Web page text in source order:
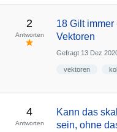
2
Antworten
18 Gilt immer
Vektoren
Gefragt 13 Dez
vektoren
4
Antworten
Kann das
sein, ohne